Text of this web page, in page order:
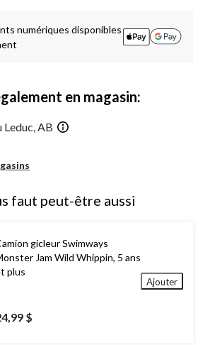
numériques disponibles
en magasin:
Leduc, AB
faut peut-être aussi
gicleur Swimways
Jam Wild Whippin, 5 ans
plus
$
Ajouter